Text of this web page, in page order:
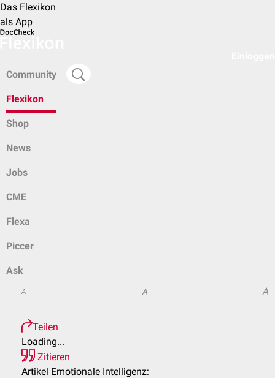
Das Flexikon
als App
Community
Flexikon
Shop
News
Jobs
CME
Flexa
Piccer
Ask
A A A
Teilen
Loading...
Zitieren
Artikel Emotionale Intelligenz: